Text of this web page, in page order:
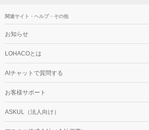
関連サイト・ヘルプ・その他
お知らせ
LOHACOとは
AIチャットで質問する
お客様サポート
ASKUL（法人向け）